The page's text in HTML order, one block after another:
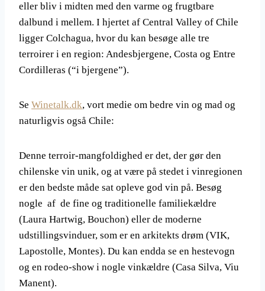
eller bliv i midten med den varme og frugtbare
dalbund i mellem. I hjertet af Central Valley of Chile
ligger Colchagua, hvor du kan besøge alle tre
terroirer i en region: Andesbjergene, Costa og Entre
Cordilleras (“i bjergene”).
Se Winetalk.dk, vort medie om bedre vin og mad og
naturligvis også Chile:
Denne terroir-mangfoldighed er det, der gør den
chilenske vin unik, og at være på stedet i vinregionen
er den bedste måde sat opleve god vin på. Besøg
nogle af de fine og traditionelle familiekældre
(Laura Hartwig, Bouchon) eller de moderne
udstillingsvinduer, som er en arkitekts drøm (VIK,
Lapostolle, Montes). Du kan endda se en hestevogn
og en rodeo-show i nogle vinkældre (Casa Silva, Viu
Manent).